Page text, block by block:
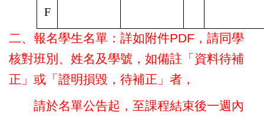
F
二、報名學生名單：詳如附件PDF，請同學
核對班別、姓名及學號，如備註「資料待補
正」或「證明損毀，待補正」者，
請於名單公告起，至課程結束後一週內